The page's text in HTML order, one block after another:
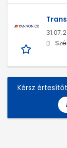
Kérsz